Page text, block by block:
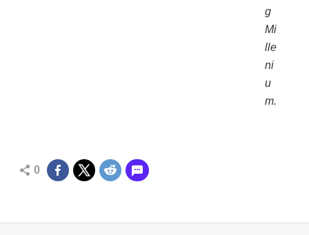
g
Mi
lle
ni
u
m.
0